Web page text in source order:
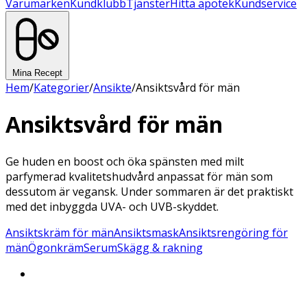
VarumärkenKundklubbTjänsterHitta apotekKundservice
Mina Recept
Hem/Kategorier/Ansikte/Ansiktsvård för män
Ansiktsvård för män
Ge huden en boost och öka spänsten med milt
parfymerad kvalitetshudvård anpassat för män som
dessutom är vegansk. Under sommaren är det praktiskt
med det inbyggda UVA- och UVB-skyddet.
Ansiktskräm för mänAnsiktsmaskAnsiktsrengöring för
mänÖgonkrämSerumSkägg & rakning